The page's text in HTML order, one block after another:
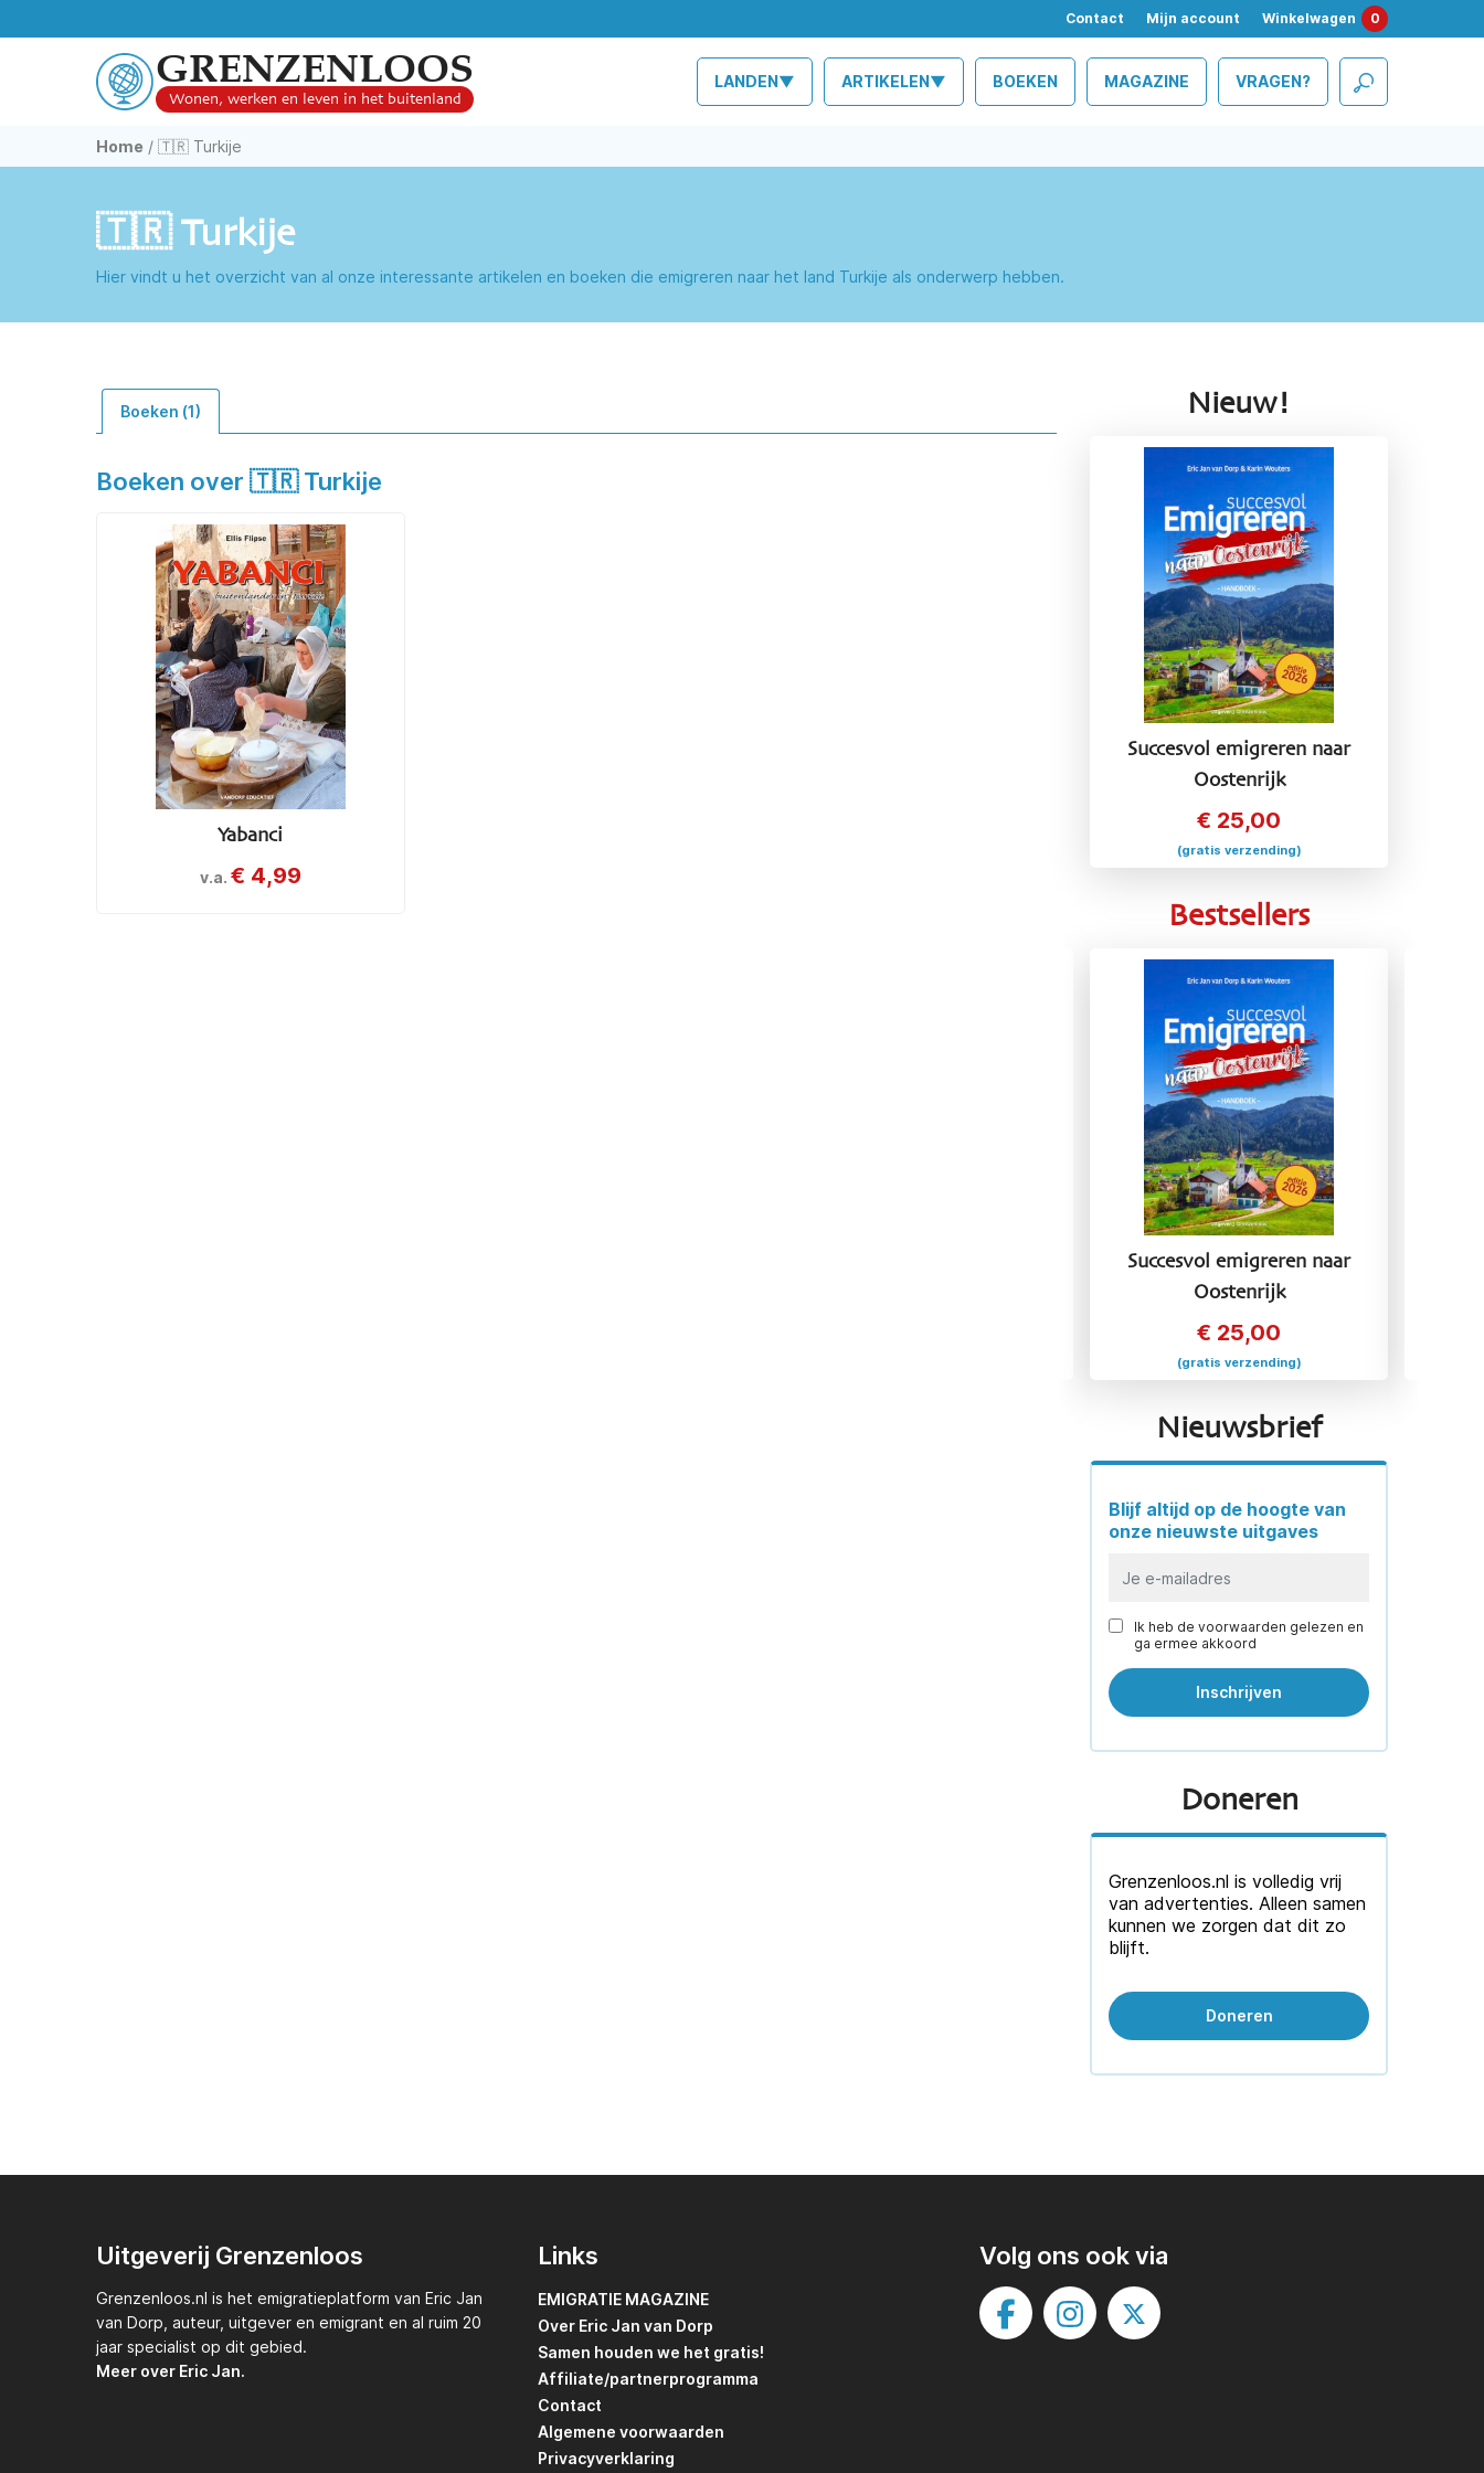
Contact Mijn account Winkelwagen 0
GRENZENLOOS
Wonen, werken en leven in het buitenland
LANDEN▼ ARTIKELEN▼ BOEKEN MAGAZINE VRAGEN?
Home / 🇹🇷 Turkije
🇹🇷 Turkije
Hier vindt u het overzicht van al onze interessante artikelen en boeken die emigreren naar het land Turkije als onderwerp hebben.
Boeken (1)
Boeken over 🇹🇷 Turkije
Yabanci
v.a. € 4,99
Nieuw!
Succesvol emigreren naar
Oostenrijk
€ 25,00
(gratis verzending)
Bestsellers
Succesvol emigreren naar
Oostenrijk
€ 25,00
(gratis verzending)
Nieuwsbrief
Blijf altijd op de hoogte van
onze nieuwste uitgaves
Ik heb de voorwaarden gelezen en
ga ermee akkoord
Doneren
Grenzenloos.nl is volledig vrij
van advertenties. Alleen samen
kunnen we zorgen dat dit zo
blijft.
Doneren
Uitgeverij Grenzenloos
Grenzenloos.nl is het emigratieplatform van Eric Jan
van Dorp, auteur, uitgever en emigrant en al ruim 20
jaar specialist op dit gebied.
Meer over Eric Jan.
Links
EMIGRATIE MAGAZINE
Over Eric Jan van Dorp
Samen houden we het gratis!
Affiliate/partnerprogramma
Contact
Algemene voorwaarden
Privacyverklaring
Volg ons ook via